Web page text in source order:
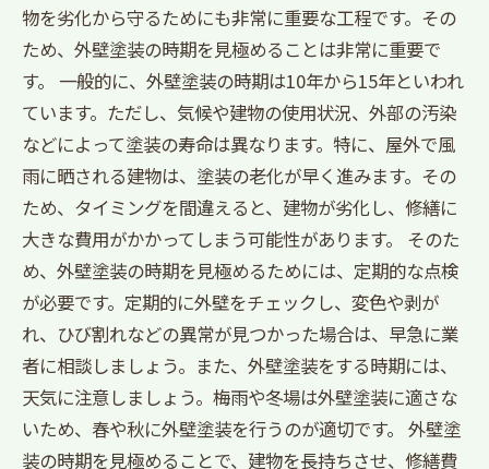
物を劣化から守るためにも非常に重要な工程です。その
ため、外壁塗装の時期を見極めることは非常に重要で
す。 一般的に、外壁塗装の時期は10年から15年といわれ
ています。ただし、気候や建物の使用状況、外部の汚染
などによって塗装の寿命は異なります。特に、屋外で風
雨に晒される建物は、塗装の老化が早く進みます。その
ため、タイミングを間違えると、建物が劣化し、修繕に
大きな費用がかかってしまう可能性があります。 そのた
め、外壁塗装の時期を見極めるためには、定期的な点検
が必要です。定期的に外壁をチェックし、変色や剥が
れ、ひび割れなどの異常が見つかった場合は、早急に業
者に相談しましょう。また、外壁塗装をする時期には、
天気に注意しましょう。梅雨や冬場は外壁塗装に適さな
いため、春や秋に外壁塗装を行うのが適切です。 外壁塗
装の時期を見極めることで、建物を長持ちさせ、修繕費